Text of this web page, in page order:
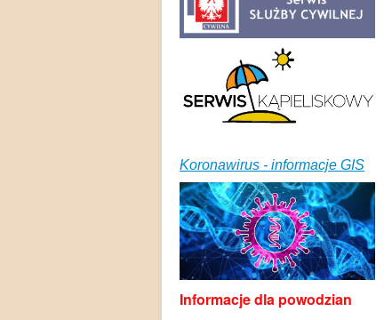
Koronawirus - informacje GIS
Informacje dla powodzian